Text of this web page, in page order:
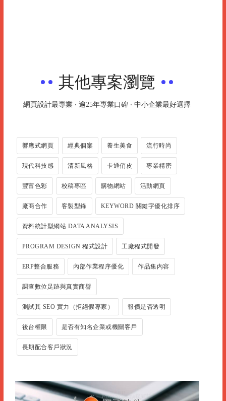
其他專案瀏覽
網頁設計最專業 ‧ 逾25年專業口碑 ‧ 中小企業最好選擇
響應式網頁 經典個案 養生美食 流行時尚
現代科技感 清新風格 卡通俏皮 專業精密
豐富色彩 校稿專區 購物網站 活動網頁
廠商合作 客製型錄 KEYWORD 關鍵字優化排序
資料統計型網站 DATA ANALYSIS
PROGRAM DESIGN 程式設計 工廠程式開發
ERP整合服務 內部作業程序優化 作品集內容
調查數位足跡與真實商譽
測試其 SEO 實力（拒絕假專家） 報價是否透明
後台權限 是否有知名企業或機關客戶
長期配合客戶狀況